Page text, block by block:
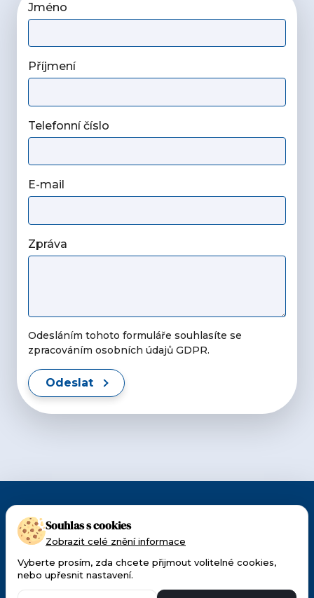
Jméno
Příjmení
Telefonní číslo
E-mail
Zpráva
Odesláním tohoto formuláře souhlasíte se
zpracováním osobních údajů GDPR.
Odeslat
CMI působí v Česku a na Slovensku od 1990.
Patříme k předním dodavatelům techniky a
materiálu pro oftalmologii a ORL.
Weblantis Ochrana osobních
Souhlas s cookies
Zobrazit celé znění informace
Vyberte prosím, zda chcete přijmout volitelné cookies,
nebo upřesnit nastavení.